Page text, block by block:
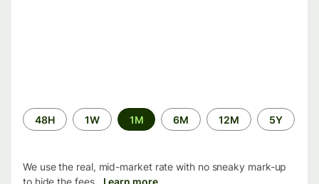
Time
period
48H 1W 1M 6M 12M 5Y
We use the real, mid-market rate with no sneaky mark-up